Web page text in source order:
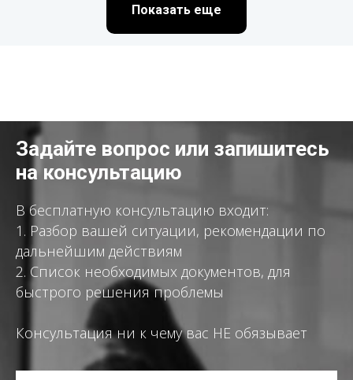
Показать еще
Задайте вопрос или запишитесь
на консультацию
В бесплатную консультацию входит:
1. Разбор вашей ситуации, рекомендации по
дальнейшим действиям
2. Список необходимых документов, для
быстрого решения проблемы
Консультация ни к чему вас НЕ обязывает